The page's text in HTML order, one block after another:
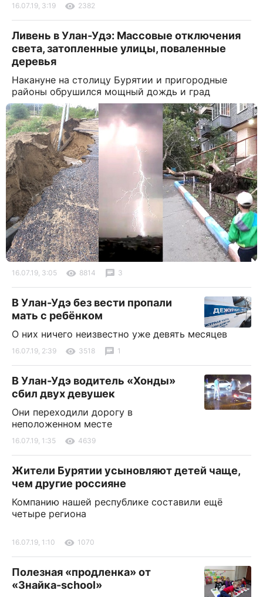
16.07.19, 3:19 2382
Ливень в Улан-Удэ: Массовые отключения
света, затопленные улицы, поваленные
деревья
Накануне на столицу Бурятии и пригородные
районы обрушился мощный дождь и град
16.07.19, 3:05 8814 3
В Улан-Удэ без вести пропали
мать с ребёнком
О них ничего неизвестно уже девять месяцев
16.07.19, 2:39 3518 1
В Улан-Удэ водитель «Хонды»
сбил двух девушек
Они переходили дорогу в
неположенном месте
16.07.19, 1:35 4639
Жители Бурятии усыновляют детей чаще,
чем другие россияне
Компанию нашей республике составили ещё
четыре региона
16.07.19, 1:10 1070
Полезная «продленка» от
«Знайка-school»